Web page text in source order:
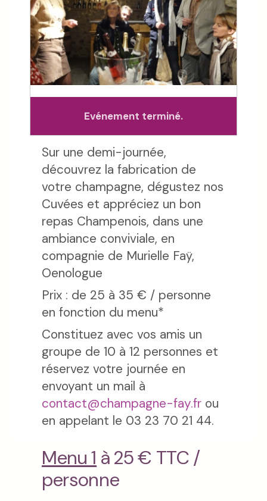
Evénement terminé.
Sur une demi-journée,
découvrez la fabrication de
votre champagne, dégustez nos
Cuvées et appréciez un bon
repas Champenois, dans une
ambiance conviviale, en
compagnie de Murielle Faÿ,
Oenologue
Prix : de 25 à 35 € / personne
en fonction du menu*
Constituez avec vos amis un
groupe de 10 à 12 personnes et
réservez votre journée en
envoyant un mail à
contact@champagne-fay.fr ou
en appelant le 03 23 70 21 44.
Menu 1 à 25 € TTC /
personne